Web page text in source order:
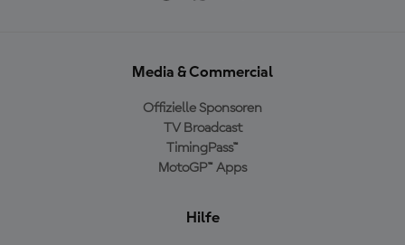
Media & Commercial
Offizielle Sponsoren
TV Broadcast
TimingPass™
MotoGP™ Apps
Hilfe